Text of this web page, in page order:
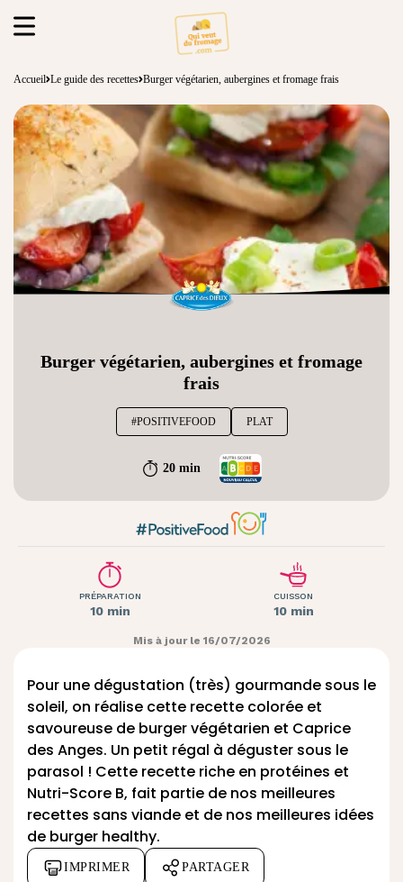
Accueil Le guide des recettes Burger végétarien, aubergines et fromage frais
Burger végétarien, aubergines et fromage
frais
#POSITIVEFOOD PLAT
20 min
PRÉPARATION
10 min
CUISSON
10 min
Mis à jour le 16/07/2026
Pour une dégustation (très) gourmande sous le
soleil, on réalise cette recette colorée et
savoureuse de burger végétarien et Caprice
des Anges. Un petit régal à déguster sous le
parasol ! Cette recette riche en protéines et
Nutri-Score B, fait partie de nos meilleures
recettes sans viande et de nos meilleures idées
de burger healthy.
IMPRIMER PARTAGER